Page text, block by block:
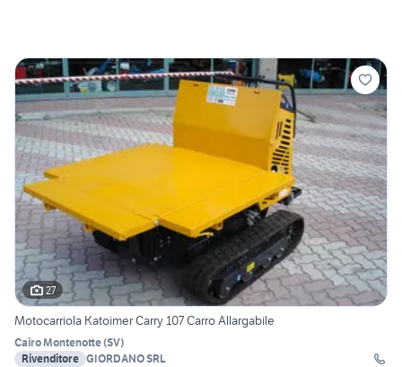
27
Motocarriola Katoimer Carry 107 Carro Allargabile
Cairo Montenotte(SV)
Rivenditore GIORDANO SRL